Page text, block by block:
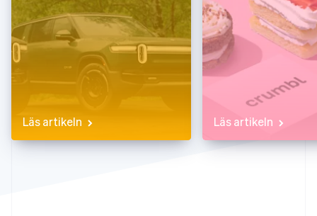
Identitetsverifiering online
Stripe Sessions 2026
Se hur Stripe bygger den ekonomiska
Partner
Stripe App Marketplace
Läs artikeln Läs artikeln